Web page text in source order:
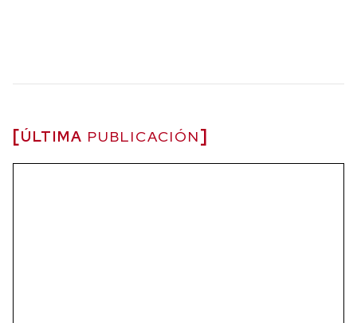
ÚLTIMA PUBLICACIÓN